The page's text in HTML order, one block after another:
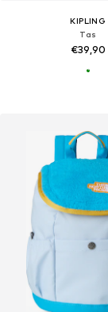
KIPLING
Tas
€39,90